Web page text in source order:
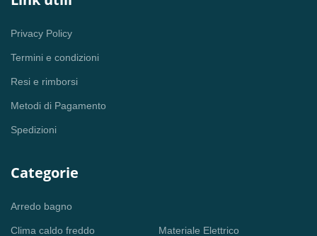
Privacy Policy
Termini e condizioni
Resi e rimborsi
Metodi di Pagamento
Spedizioni
Categorie
Arredo bagno
Clima caldo freddo Materiale Elettrico